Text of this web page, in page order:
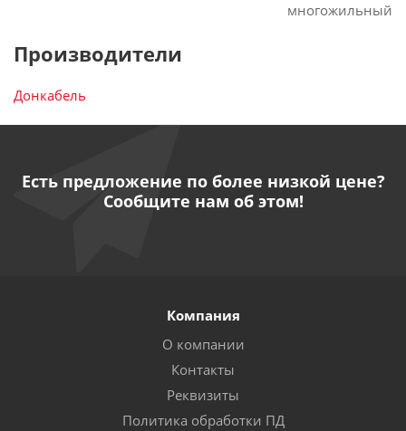
многожильный
Производители
Донкабель
Есть предложение по более низкой цене?
Сообщите нам об этом!
Компания
О компании
Контакты
Реквизиты
Политика обработки ПД